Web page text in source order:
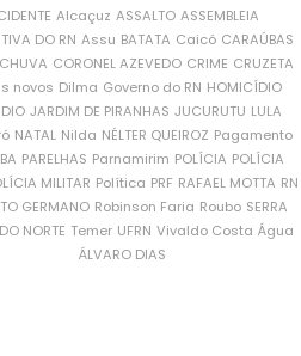
Alcaçuz ASSALTO ASSEMBLEIA
DO RN Assu BATATA Caicó CARAÚBAS
CORONEL AZEVEDO CRIME CRUZETA
novos Dilma Governo do RN HOMICÍDIO
JARDIM DE PIRANHAS JUCURUTU LULA
NATAL Nilda NÉLTER QUEIROZ Pagamento
PARELHAS Parnamirim POLÍCIA POLÍCIA
MILITAR Política PRF RAFAEL MOTTA RN
GERMANO Robinson Faria Roubo SERRA
NORTE Temer UFRN Vivaldo Costa Água
ÁLVARO DIAS